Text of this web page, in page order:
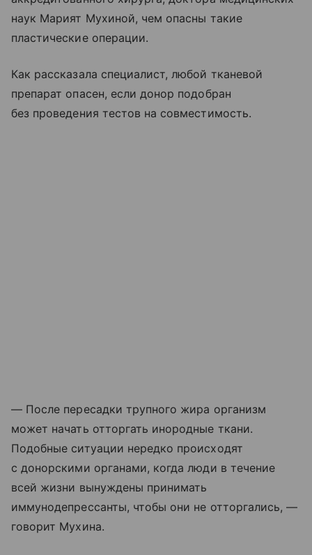
наук Марият Мухиной, чем опасны такие
пластические операции.
Как рассказала специалист, любой тканевой
препарат опасен, если донор подобран
без проведения тестов на совместимость.
— После пересадки трупного жира организм
может начать отторгать инородные ткани.
Подобные ситуации нередко происходят
с донорскими органами, когда люди в течение
всей жизни вынуждены принимать
иммунодепрессанты, чтобы они не отторгались, —
говорит Мухина.